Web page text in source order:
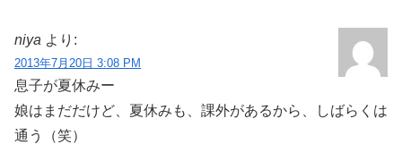
niya より:
2013年7月20日 3:08 PM
息子が夏休みー
娘はまだだけど、夏休みも、課外があるから、しばらくは
通う（笑）